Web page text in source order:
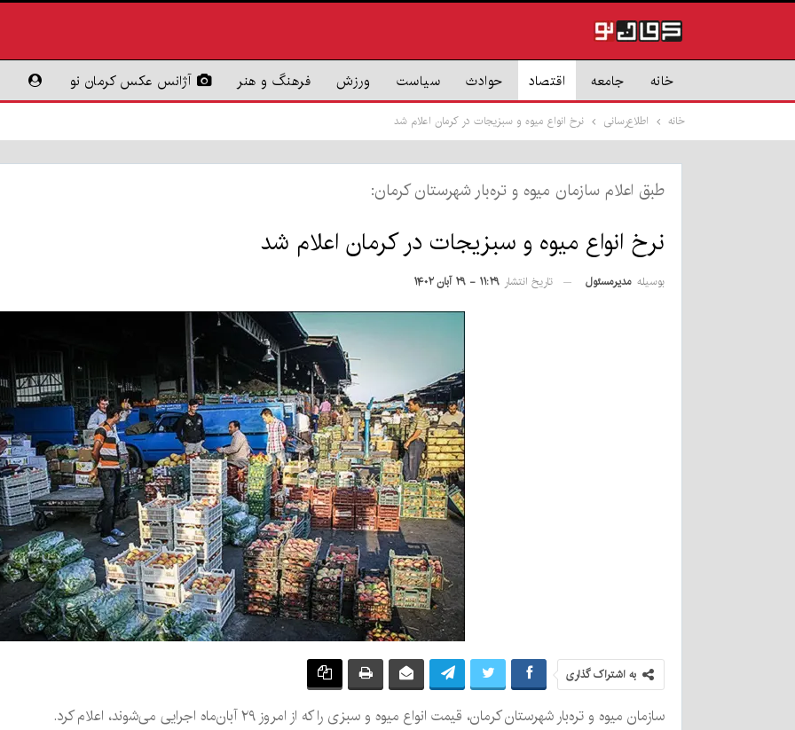
خانه جامعه اقتصاد حوادث سیاست ورزش فرهنگ و هنر آژانس عکس کرمان نو
خانه اطلاع‌رسانی نرخ انواع میوه و سبزیجات در کرمان اعلام شد
طبق اعلام سازمان میوه و تره‌بار شهرستان کرمان:
نرخ انواع میوه و سبزیجات در کرمان اعلام شد
بوسیله مدیرمسئول تاریخ انتشار ۱۱:۲۹ - ۲۹ آبان ۱۴۰۲
به اشتراک گذاری
سازمان میوه و تره‌بار شهرستان کرمان، قیمت انواع میوه و سبزی را که از امروز ۲۹ آبان‌ماه اجرایی می‌شوند، اعلام کرد.